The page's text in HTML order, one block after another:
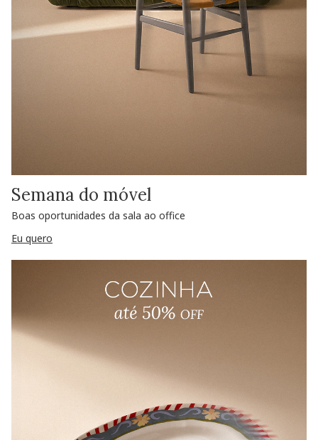
Semana do móvel
Boas oportunidades da sala ao office
Eu quero